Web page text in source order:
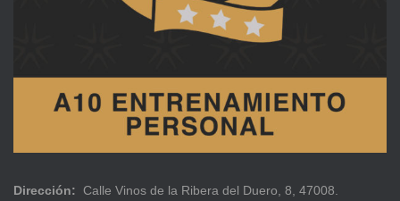
Dirección: Calle Vinos de la Ribera del Duero, 8, 47008.